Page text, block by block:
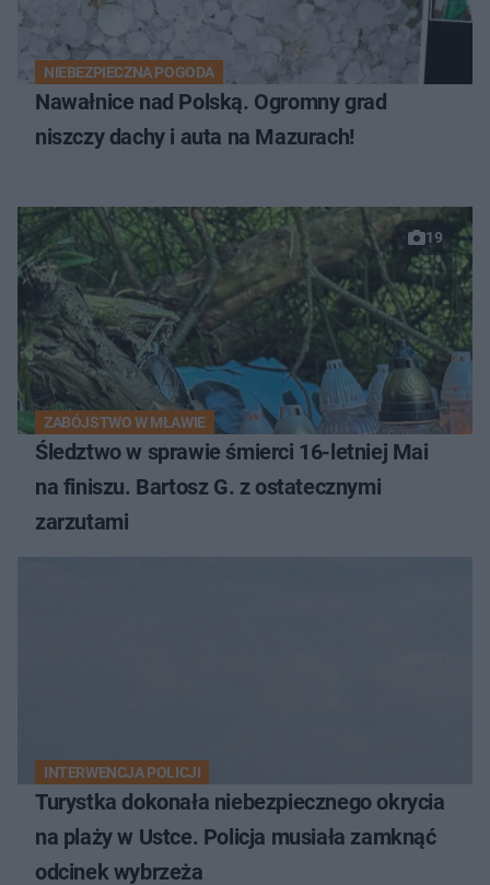
NIEBEZPIECZNA POGODA
Nawałnice nad Polską. Ogromny grad
niszczy dachy i auta na Mazurach!
19
ZABÓJSTWO W MŁAWIE
Śledztwo w sprawie śmierci 16-letniej Mai
na finiszu. Bartosz G. z ostatecznymi
zarzutami
INTERWENCJA POLICJI
Turystka dokonała niebezpiecznego okrycia
na plaży w Ustce. Policja musiała zamknąć
odcinek wybrzeża